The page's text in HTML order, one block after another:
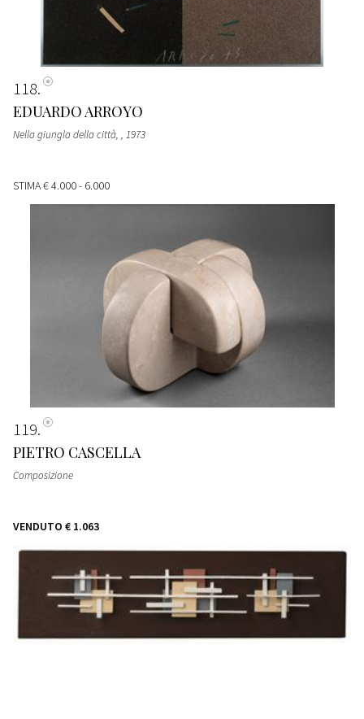
118
EDUARDO ARROYO
Nella giungla della città, , 1973
STIMA€ 4.000 - 6.000
119
PIETRO CASCELLA
Composizione
VENDUTO € 1.063